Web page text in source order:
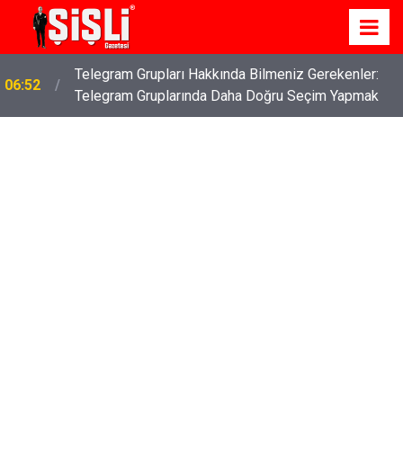
04:43
İş Davaları: Haklarınızı Bilmek ve Koruma Altına
Almak